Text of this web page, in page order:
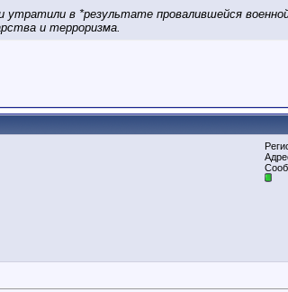
утратили в *результате провалившейся
и терроризма.